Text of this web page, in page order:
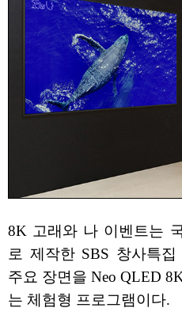
8K 고래와 나 이벤트는
로 제작한 SBS 창사특
주요 장면을 Neo QLED
는 체험형 프로그램이다.